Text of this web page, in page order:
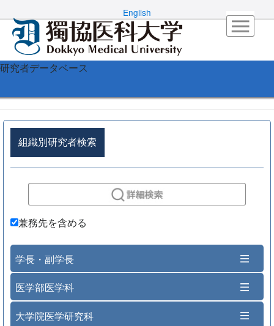
English
研究者データベース
組織別研究者検索
兼務先を含める
学長・副学長
医学部医学科
大学院医学研究科